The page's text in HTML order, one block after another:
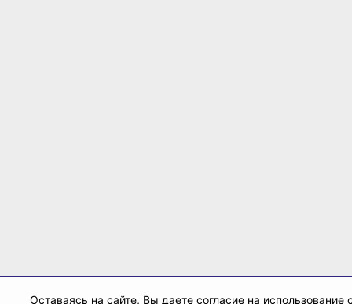
Оставаясь на сайте, Вы даете согласие на использование